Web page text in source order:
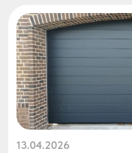
13.04.2026